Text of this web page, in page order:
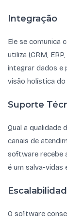
Integração
Ele se comunica
utiliza (CRM,
integrar dados e
visão holística do
Suporte
Qual a qualidade
canais de
software recebe
é um salva-vidas
O software